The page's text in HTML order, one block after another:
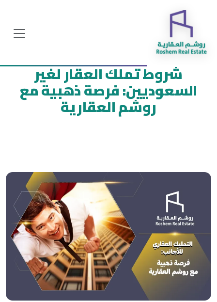
شروط تملك العقار لغير
السعوديين: فرصة ذهبية مع
روشم العقارية